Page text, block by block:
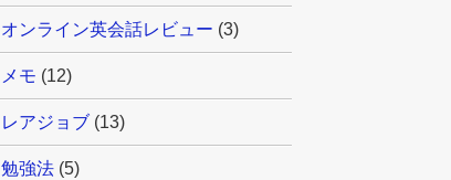
オンライン英会話レビュー (3)
メモ (12)
レアジョブ (13)
勉強法 (5)